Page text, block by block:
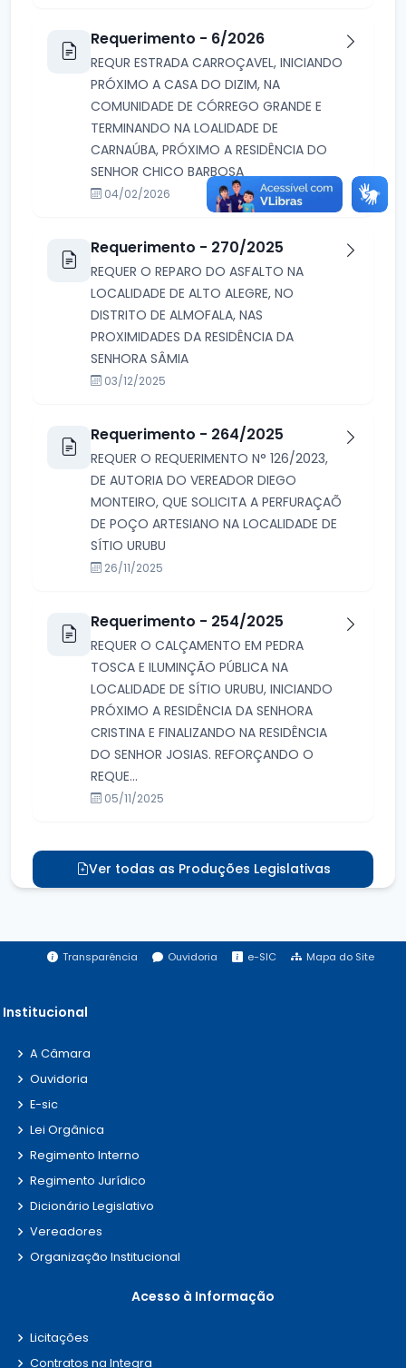
Requerimento - 6/2026
REQUR ESTRADA CARROÇAVEL, INICIANDO
PRÓXIMO A CASA DO DIZIM, NA
COMUNIDADE DE CÓRREGO GRANDE E
TERMINANDO NA LOALIDADE DE
CARNAÚBA, PRÓXIMO A RESIDÊNCIA DO
SENHOR CHICO BARBOSA
04/02/2026
Requerimento - 270/2025
REQUER O REPARO DO ASFALTO NA
LOCALIDADE DE ALTO ALEGRE, NO
DISTRITO DE ALMOFALA, NAS
PROXIMIDADES DA RESIDÊNCIA DA
SENHORA SÂMIA
03/12/2025
Requerimento - 264/2025
REQUER O REQUERIMENTO N° 126/2023,
DE AUTORIA DO VEREADOR DIEGO
MONTEIRO, QUE SOLICITA A PERFURAÇAÕ
DE POÇO ARTESIANO NA LOCALIDADE DE
SÍTIO URUBU
26/11/2025
Requerimento - 254/2025
REQUER O CALÇAMENTO EM PEDRA
TOSCA E ILUMINÇÃO PÚBLICA NA
LOCALIDADE DE SÍTIO URUBU, INICIANDO
PRÓXIMO A RESIDÊNCIA DA SENHORA
CRISTINA E FINALIZANDO NA RESIDÊNCIA
DO SENHOR JOSIAS. REFORÇANDO O
REQUE...
05/11/2025
Ver todas as Produções Legislativas
Transparência Ouvidoria e-SIC Mapa do Site
Institucional
A Câmara
Ouvidoria
E-sic
Lei Orgânica
Regimento Interno
Regimento Jurídico
Dicionário Legislativo
Vereadores
Organização Institucional
Acesso à Informação
Licitações
Contratos na Integra